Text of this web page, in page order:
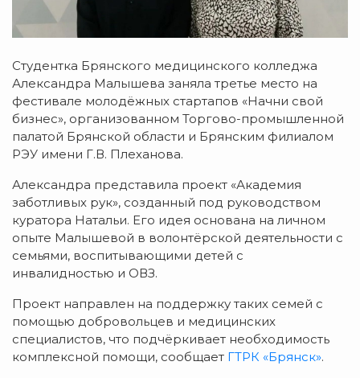
Студентка Брянского медицинского колледжа
Александра Малышева заняла третье место на
фестивале молодёжных стартапов «Начни свой
бизнес», организованном Торгово-промышленной
палатой Брянской области и Брянским филиалом
РЭУ имени Г.В. Плеханова.
Александра представила проект «Академия
заботливых рук», созданный под руководством
куратора Натальи. Его идея основана на личном
опыте Малышевой в волонтёрской деятельности с
семьями, воспитывающими детей с
инвалидностью и ОВЗ.
Проект направлен на поддержку таких семей с
помощью добровольцев и медицинских
специалистов, что подчёркивает необходимость
комплексной помощи, сообщает ГТРК «Брянск».